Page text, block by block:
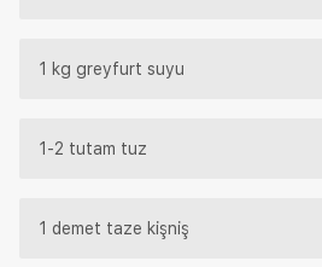
1 kg greyfurt suyu
1-2 tutam tuz
1 demet taze kişniş